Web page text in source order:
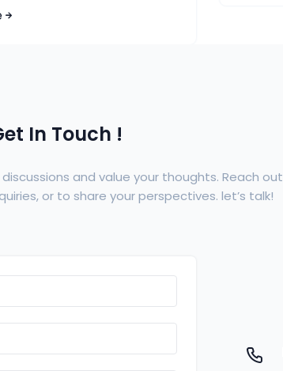
In Touch !
and value your thoughts. Reach out
or to share your perspectives. let’s talk!